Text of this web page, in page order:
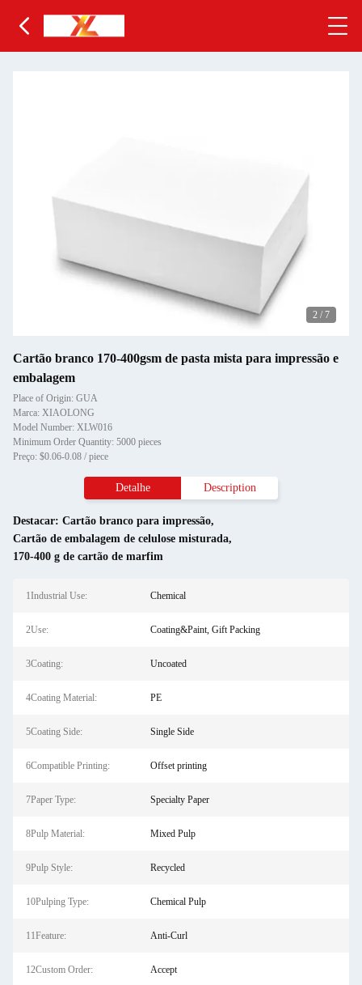
2 / 7
Cartão branco 170-400gsm de pasta mista para impressão e
embalagem
Place of Origin: GUA
Marca: XIAOLONG
Model Number: XLW016
Minimum Order Quantity: 5000 pieces
Preço: $0.06-0.08 / piece
Detalhe Description
Destacar: Cartão branco para impressão,
Cartão de embalagem de celulose misturada,
170-400 g de cartão de marfim
1Industrial Use: Chemical
2Use: Coating&Paint, Gift Packing
3Coating: Uncoated
4Coating Material: PE
5Coating Side: Single Side
6Compatible Printing: Offset printing
7Paper Type: Specialty Paper
8Pulp Material: Mixed Pulp
9Pulp Style: Recycled
10Pulping Type: Chemical Pulp
11Feature: Anti-Curl
12Custom Order: Accept